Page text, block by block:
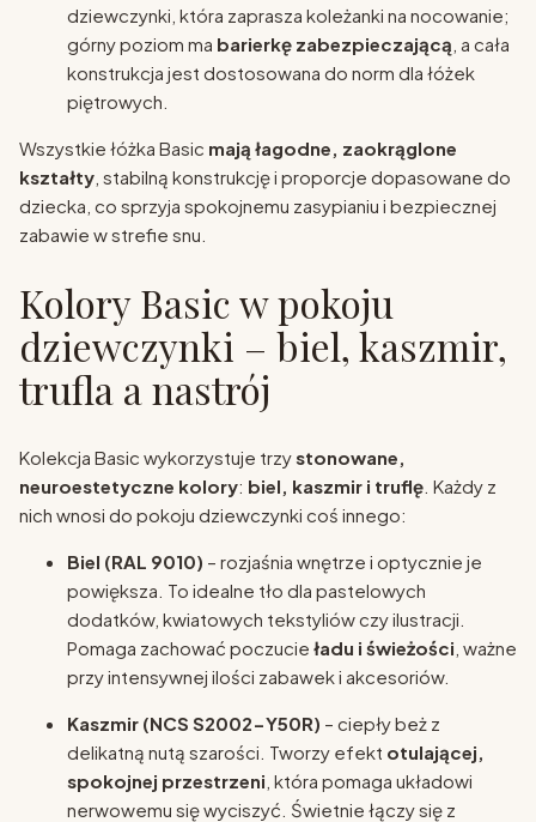
dziewczynki, która zaprasza koleżanki na nocowanie;
górny poziom ma barierkę zabezpieczającą , a cała
konstrukcja jest dostosowana do norm dla łóżek
piętrowych.
Wszystkie łóżka Basic mają łagodne, zaokrąglone
kształty , stabilną konstrukcję i proporcje dopasowane do
dziecka, co sprzyja spokojnemu zasypianiu i bezpiecznej
zabawie w strefie snu.
Kolory Basic w pokoju
dziewczynki – biel, kaszmir,
trufla a nastrój
Kolekcja Basic wykorzystuje trzystonowane,
neuroestetyczne kolory: biel, kaszmir i truflę . Każdy z
nich wnosi do pokoju dziewczynki coś innego:
Biel (RAL 9010) – rozjaśnia wnętrze i optycznie je
powiększa. To idealne tło dla pastelowych
dodatków, kwiatowych tekstyliów czy ilustracji.
Pomaga zachować poczucie ładu i świeżości , ważne
przy intensywnej ilości zabawek i akcesoriów.
Kaszmir (NCS S2002-Y50R) – ciepły beż z
delikatną nutą szarości. Tworzy efekt otulającej,
spokojnej przestrzeni , która pomaga układowi
nerwowemu się wyciszyć. Świetnie łączy się z